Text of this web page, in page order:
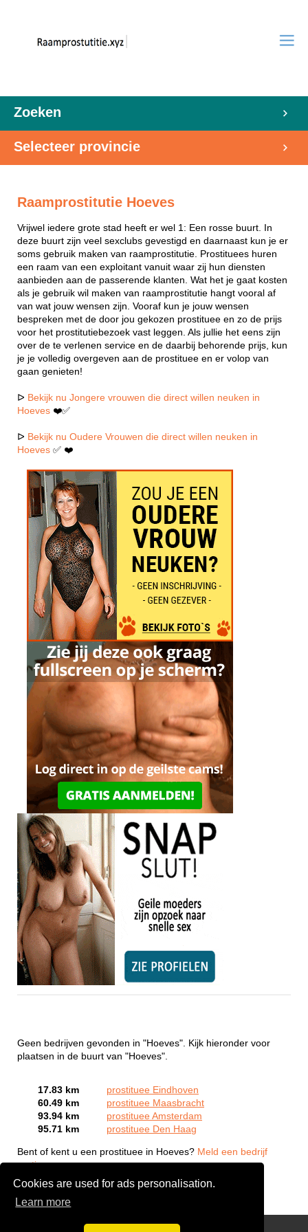
Cookies are used for ads personalisation.
Learn more
Zoeken
Selecteer provincie
Raamprostitutie Hoeves
Vrijwel iedere grote stad heeft er wel 1: Een rosse buurt. In
deze buurt zijn veel sexclubs gevestigd en daarnaast kun je er
soms gebruik maken van raamprostitutie. Prostituees huren
een raam van een exploitant vanuit waar zij hun diensten
aanbieden aan de passerende klanten. Wat het je gaat kosten
als je gebruik wil maken van raamprostitutie hangt vooral af
van wat jouw wensen zijn. Vooraf kun je jouw wensen
bespreken met de door jou gekozen prostituee en zo de prijs
voor het prostitutiebezoek vast leggen. Als jullie het eens zijn
over de te verlenen service en de daarbij behorende prijs, kun
je je volledig overgeven aan de prostituee en er volop van
gaan genieten!
ᐅ Bekijk nu Jongere vrouwen die direct willen neuken in
Hoeves ❤️✅
ᐅ Bekijk nu Oudere Vrouwen die direct willen neuken in
Hoeves ✅ ❤️
Geen bedrijven gevonden in "Hoeves". Kijk hieronder voor
plaatsen in de buurt van "Hoeves".
17.83 km
prostituee Eindhoven
60.49 km
prostituee Maasbracht
93.94 km
prostituee Amsterdam
95.71 km
prostituee Den Haag
Bent of kent u een prostituee in Hoeves? Meld een bedrijf
gratis aan